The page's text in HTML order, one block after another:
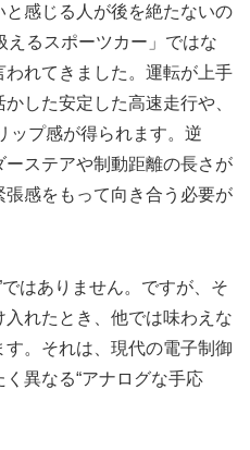
感じる人が後を絶たないの
えるスポーツカー」ではな
われてきました。運転が上手
した安定した高速走行や、
ップ感が得られます。逆
ステアや制動距離の長さが
感をもって向き合う必要が
はありません。ですが、そ
れたとき、他では味わえな
。それは、現代の電子制御
異なる“アナログな手応